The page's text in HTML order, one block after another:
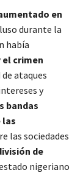
en
durante la
había
crimen
ataques
y
bandas
las
las sociedades
de
nigeriano